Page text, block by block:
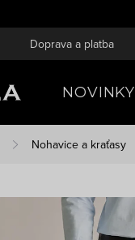
Doprava a platba
NOVINKY
Nohavice a kraťasy